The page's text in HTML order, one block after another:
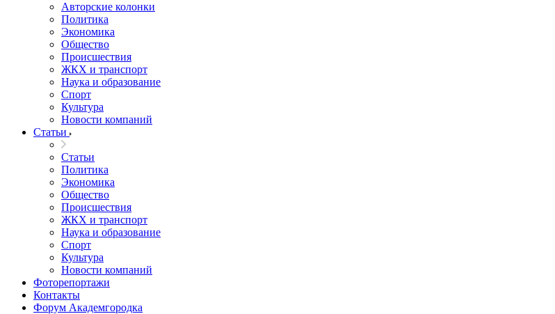
Авторские колонки
Политика
Экономика
Общество
Происшествия
ЖКХ и транспорт
Наука и образование
Спорт
Культура
Новости компаний
Статьи
Статьи
Политика
Экономика
Общество
Происшествия
ЖКХ и транспорт
Наука и образование
Спорт
Культура
Новости компаний
Фоторепортажи
Контакты
Форум Академгородка